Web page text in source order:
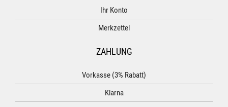
Ihr Konto
Merkzettel
ZAHLUNG
Vorkasse (3% Rabatt)
Klarna